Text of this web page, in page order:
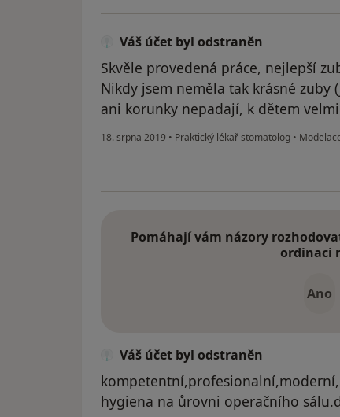
Váš účet byl odstraněn
Skvěle provedená práce, nejlepší
Nikdy jsem neměla tak krásné
ani korunky nepadají, k dětem
18. srpna 2019 • Praktický lékař stomatolog •
Pomáhají vám názory
ordinaci
Ano
Váš účet byl odstraněn
hygiena na ůrovni operačního